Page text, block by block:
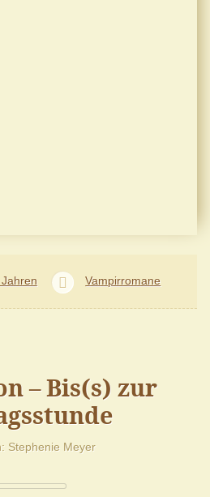
Vampirromane
– Bis(s) zur
Stephenie Meyer